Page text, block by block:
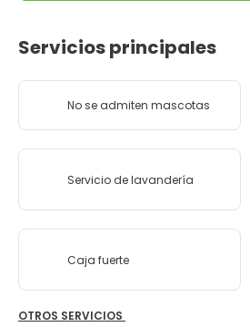
Servicios principales
No se admiten mascotas
Servicio de lavandería
Caja fuerte
OTROS SERVICIOS